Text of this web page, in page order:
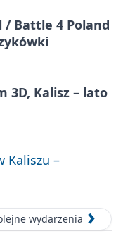
/ Battle 4 Poland
3D, Kalisz – lato
Kaliszu –
wydarzenia